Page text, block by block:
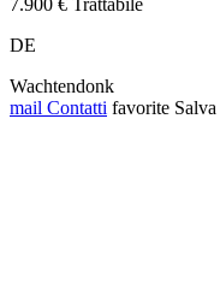
7.900 € Trattabile
DE
Wachtendonk
mail Contatti favorite Salva